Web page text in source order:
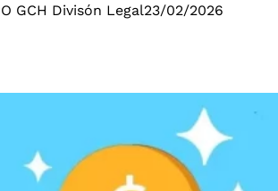
GCH Divisón Legal23/02/2026